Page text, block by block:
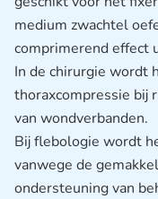
medium zwachtel
comprimerend effect
In de chirurgie wordt
thoraxcompressie bij
van wondverbanden.
Bij flebologie wordt
vanwege de
ondersteuning van